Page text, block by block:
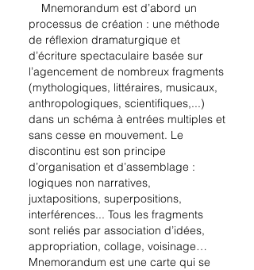
Mnemorandum est d’abord un
processus de création : une méthode
de réflexion dramaturgique et
d’écriture spectaculaire basée sur
l’agencement de nombreux fragments
(mythologiques, littéraires, musicaux,
anthropologiques, scientifiques,...)
dans un schéma à entrées multiples et
sans cesse en mouvement. Le
discontinu est son principe
d’organisation et d’assemblage :
logiques non narratives,
juxtapositions, superpositions,
interférences... Tous les fragments
sont reliés par association d’idées,
appropriation, collage, voisinage…
Mnemorandum est une carte qui se